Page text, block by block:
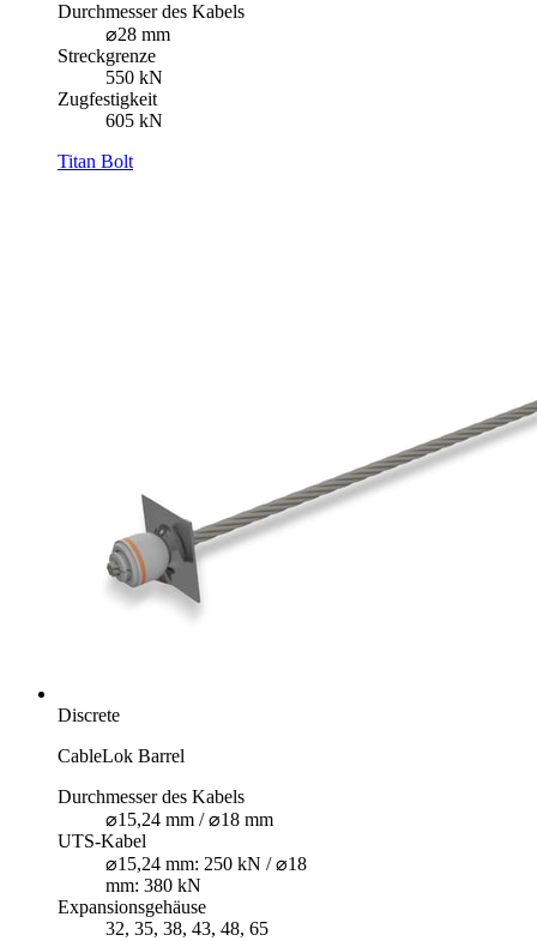
Durchmesser des Kabels
⌀28 mm
Streckgrenze
550 kN
Zugfestigkeit
605 kN
Titan Bolt
Discrete
CableLok Barrel
Durchmesser des Kabels
⌀15,24 mm / ⌀18 mm
UTS-Kabel
⌀15,24 mm: 250 kN / ⌀18
mm: 380 kN
Expansionsgehäuse
32, 35, 38, 43, 48, 65